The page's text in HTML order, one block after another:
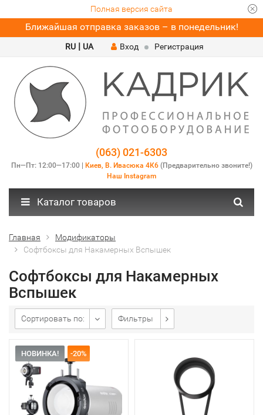
Полная версия сайта
Ближайшая отправка заказов – в понедельник!
RU | UA Вход Регистрация
(063) 021-6303
Пн—Пт: 12:00—17:00 | Киев, В. Ивасюка 4К6(Предварительно звоните!)
Наш Instagram
Каталог товаров
Главная
Модификаторы
Софтбоксы для Накамерных Вспышек
Софтбоксы для Накамерных
Вспышек
Сортировать по: Фильтры
НОВИНКА! -20%